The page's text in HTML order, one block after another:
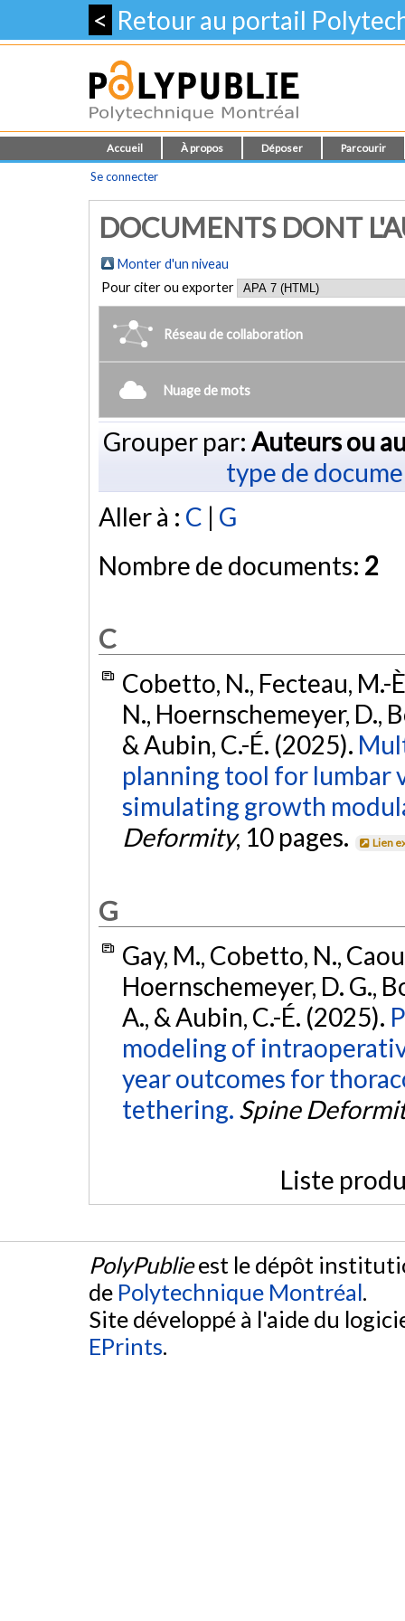
< Retour au portail
Accueil À propos Déposer Parcourir
Se connecter
DOCUMENTS DONT
Monter d'un niveau
Pour citer ou exporter
Réseau de collaboration
Nuage de mots
Grouper par: Auteurs ou
type de
Aller à : C | G
Nombre de documents: 2
C
Cobetto, N., Fecteau, M.-
N., Hoernschemeyer, D.,
& Aubin, C.-É. (2025).
planning tool for lumbar
simulating growth
Deformity, 10 pages. Lien
G
Gay, M., Cobetto, N.,
Hoernschemeyer, D. G.,
A., & Aubin, C.-É. (2025).
modeling of
year outcomes for
tethering. Spine
Liste
PolyPublieest le dépôt
de Polytechnique Montréal.
Site développé à l'aide du
EPrints.